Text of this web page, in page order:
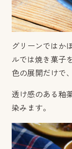
グリーンではか
ルでは焼き菓子
色の展開だけで
透け感のある釉
染みます。